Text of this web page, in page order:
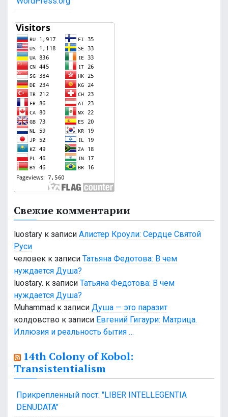
Свежие комментарии
luostary к записи Алистер Кроули: Сердце Святой
Руси
человек к записи Татьяна Федотова: В чем
нуждается Душа?
luostary. к записи Татьяна Федотова: В чем
нуждается Душа?
Muhammad к записи Душа — это паразит
колдовство к записи Евгений Гигаури: Матрица.
Иллюзия и реальность бытия …
14th Colony of Kobol:
Transistentialism
Прикрепленный пост: "LIBER INTELLEGENTIA
DENUDATA"